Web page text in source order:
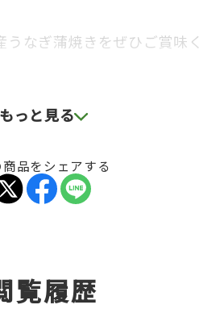
なぎ蒲焼きをぜひご賞味く
もっと見る
商品をシェアする
覧履歴